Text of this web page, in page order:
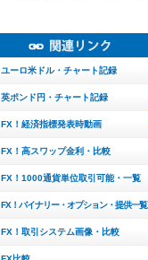
ユーロ米ドル・チャート記録
英ポンド円・チャート記録
FX！経済指標発表時動画
FX！高スワップ金利・比較
FX！1000通貨単位取引可能・一覧
FX！バイナリー・オプション・提供一覧
FX！取引システム画像・比較